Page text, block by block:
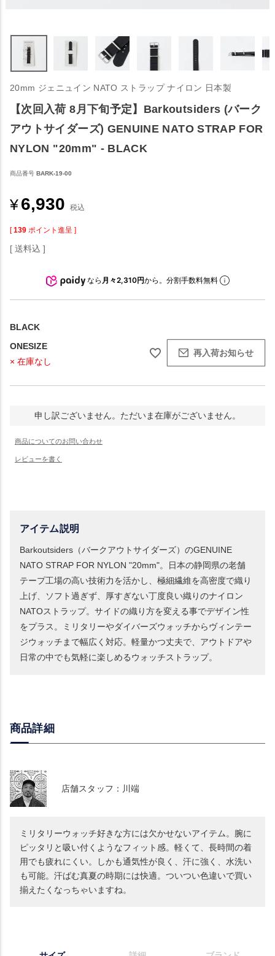
20mm ジェニュイン NATO ストラップ ナイロン 日本製
【次回入荷 8月下旬予定】Barkoutsiders (バーク
アウトサイダーズ) GENUINE NATO STRAP FOR
NYLON "20mm" - BLACK
商品番号 BARK-19-00
¥6,930 税込
[ 139 ポイント進呈 ]
送料込
なら 月々2,310円から。分割手数料無料
BLACK
ONESIZE
× 在庫なし
再入荷お知らせ
申し訳ございません。ただいま在庫がございません。
アイテム説明
Barkoutsiders（バークアウトサイダーズ）のGENUINE
NATO STRAP FOR NYLON "20mm"。日本の静岡県の老舗
テープ工場の高い技術力を活かし、極細繊維を高密度で織り
上げ、ソフト過ぎず、厚すぎない丁度良い織りのナイロン
NATOストラップ。サイドの織り方を変える事でデザイン性
をプラス。ミリタリーやダイバーズウォッチからヴィンテー
ジウォッチまで幅広く対応。軽量かつ丈夫で、アウトドアや
日常の中でも気軽に楽しめるウォッチストラップ。
商品詳細
店舗スタッフ：川端
ミリタリーウォッチ好きな方には欠かせないアイテム。腕に
ピッタリと吸い付くようなフィット感。軽くて、長時間の着
用でも疲れにくい。しかも通気性が良く、汗に強く、水洗い
も可能。汗ばむ真夏の時期には快適。ついつい色違いで買い
揃えたくなっちゃいますね。